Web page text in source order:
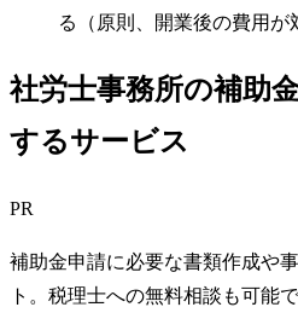
る（原則、開業後の費用が
社労士事務所の補助
するサービス
PR
補助金申請に必要な書類作成や
ト。税理士への無料相談も可能で